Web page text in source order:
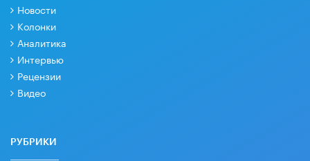
Новости
Колонки
Аналитика
Интервью
Рецензии
Видео
РУБРИКИ